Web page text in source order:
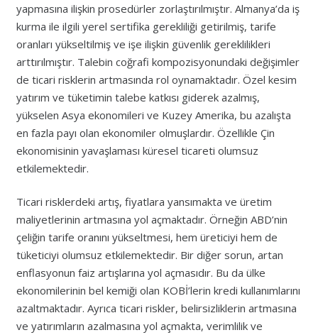
yapmasına ilişkin prosedürler zorlaştırılmıştır. Almanya’da iş
kurma ile ilgili yerel sertifika gerekliliği getirilmiş, tarife
oranları yükseltilmiş ve işe ilişkin güvenlik gereklilikleri
arttırılmıştır. Talebin coğrafi kompozisyonundaki değişimler
de ticari risklerin artmasında rol oynamaktadır. Özel kesim
yatırım ve tüketimin talebe katkısı giderek azalmış,
yükselen Asya ekonomileri ve Kuzey Amerika, bu azalışta
en fazla payı olan ekonomiler olmuşlardır. Özellikle Çin
ekonomisinin yavaşlaması küresel ticareti olumsuz
etkilemektedir.
Ticari risklerdeki artış, fiyatlara yansımakta ve üretim
maliyetlerinin artmasına yol açmaktadır. Örneğin ABD’nin
çeliğin tarife oranını yükseltmesi, hem üreticiyi hem de
tüketiciyi olumsuz etkilemektedir. Bir diğer sorun, artan
enflasyonun faiz artışlarına yol açmasıdır. Bu da ülke
ekonomilerinin bel kemiği olan KOBİ’lerin kredi kullanımlarını
azaltmaktadır. Ayrıca ticari riskler, belirsizliklerin artmasına
ve yatırımların azalmasına yol açmakta, verimlilik ve